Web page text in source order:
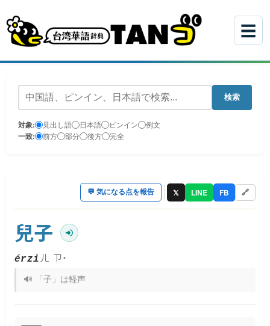
☰
検索
対象: 見出し語 日本語 ピンイン 例文
一致: 前方 部分 後方 完全
💬 気になる点を報告 𝕏 LINE FB 🔗
兒子
érziㄦ ㄗ˙
🔊 「子」は軽声